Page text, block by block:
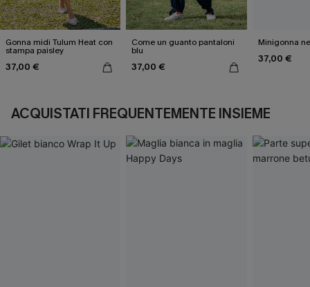
Gonna midi Tulum Heat con
stampa paisley
37,00 €
Come un guanto pantaloni
blu
37,00 €
Minigonna
37,00 €
ACQUISTATI FREQUENTEMENTE INSIEME